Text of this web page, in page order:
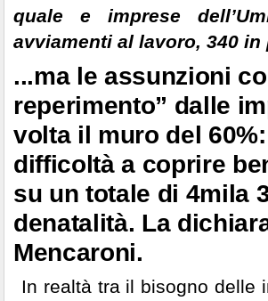
quale e imprese
avviamenti al lavoro, 340
...ma le assunzioni
reperimento” dalle
volta il muro del
difficoltà a coprire
su un totale di 4mila
denatalità. La
Mencaroni.
In realtà tra il bisogno delle